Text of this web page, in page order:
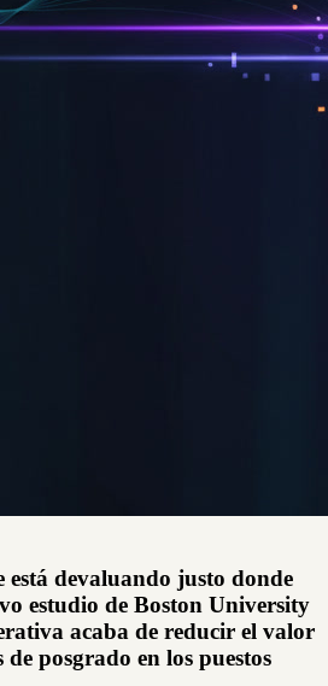
está devaluando justo donde
estudio de Boston University
acaba de reducir el valor
posgrado en los puestos